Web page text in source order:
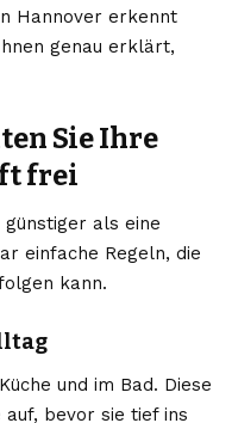
Hannover erkennt
genau erklärt,
Sie Ihre
frei
als eine
einfache Regeln, die
kann.
und im Bad. Diese
bevor sie tief ins